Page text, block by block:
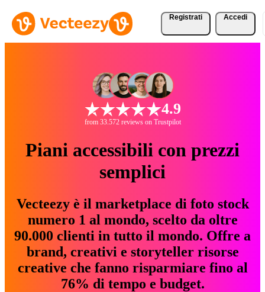
Registrati Accedi
4.9
from 33.572 reviews on Trustpilot
Piani accessibili con prezzi
semplici
Vecteezy è il marketplace di foto stock
numero 1 al mondo, scelto da oltre
90.000 clienti in tutto il mondo. Offre a
brand, creativi e storyteller risorse
creative che fanno risparmiare fino al
76% di tempo e budget.